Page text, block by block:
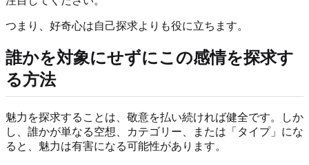
つまり、好奇心は自己探求よりも役に立ちます。
誰かを対象にせずにこの感情を探求す
る方法
魅力を探求することは、敬意を払い続ければ健全です。しか
し、誰かが単なる空想、カテゴリー、または「タイプ」にな
ると、魅力は有害になる可能性があります。